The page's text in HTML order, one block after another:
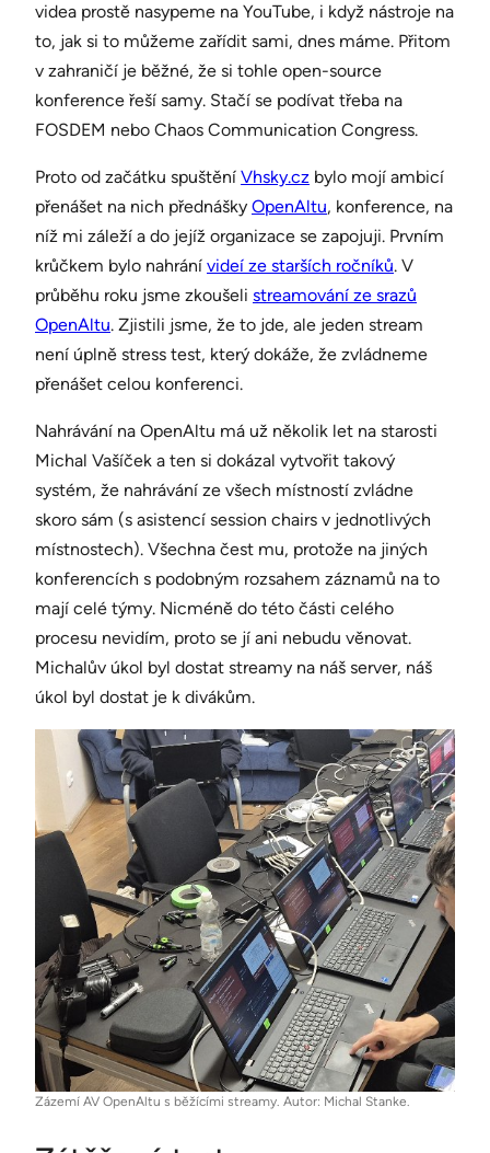
videa prostě nasypeme na YouTube, i když nástroje na
to, jak si to můžeme zařídit sami, dnes máme. Přitom
v zahraničí je běžné, že si tohle open-source
konference řeší samy. Stačí se podívat třeba na
FOSDEM nebo Chaos Communication Congress.
Proto od začátku spuštění Vhsky.cz bylo mojí ambicí
přenášet na nich přednášky OpenAltu, konference, na
níž mi záleží a do jejíž organizace se zapojuji. Prvním
krůčkem bylo nahrání videí ze starších ročníků. V
průběhu roku jsme zkoušeli streamování ze srazů
OpenAltu. Zjistili jsme, že to jde, ale jeden stream
není úplně stress test, který dokáže, že zvládneme
přenášet celou konferenci.
Nahrávání na OpenAltu má už několik let na starosti
Michal Vašíček a ten si dokázal vytvořit takový
systém, že nahrávání ze všech místností zvládne
skoro sám (s asistencí session chairs v jednotlivých
místnostech). Všechna čest mu, protože na jiných
konferencích s podobným rozsahem záznamů na to
mají celé týmy. Nicméně do této části celého
procesu nevidím, proto se jí ani nebudu věnovat.
Michalův úkol byl dostat streamy na náš server, náš
úkol byl dostat je k divákům.
Zázemí AV OpenAltu s běžícími streamy. Autor: Michal Stanke.